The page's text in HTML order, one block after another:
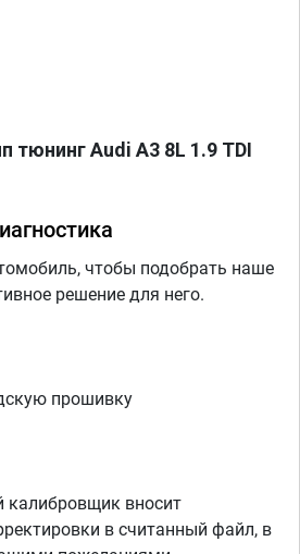
тюнинг Audi A3 8L 1.9 TDI
чтобы подобрать наше
решение для него.
прошивку
вносит
в считанный файл, в